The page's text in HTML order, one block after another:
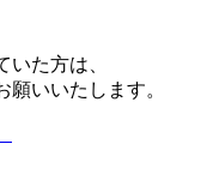
た方は、
いいたします。